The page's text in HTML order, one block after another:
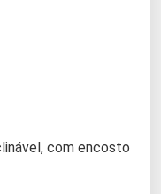
com encosto